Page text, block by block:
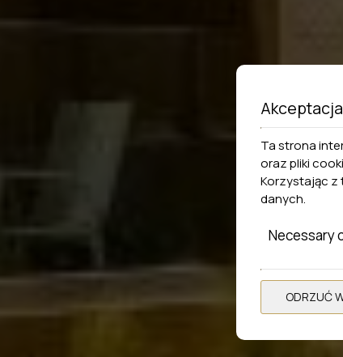
Ta strona
oraz pliki
Korzystając z
danych.
Necessary
ODRZUĆ